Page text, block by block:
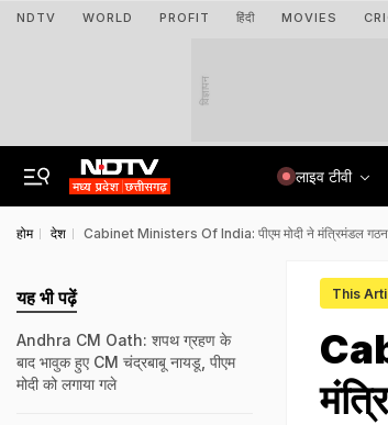
NDTV WORLD PROFIT हिंदी MOVIES
विज्ञापन
लाइव टीवी
होम देश Cabinet Ministers Of India: पीएम मोदी ने मंत्रिमंडल गठन
This
यह भी पढ़ें
Andhra CM Oath: शपथ ग्रहण के
बाद भावुक हुए CM चंद्रबाबू नायडू, पीएम
मोदी को लगाया गले